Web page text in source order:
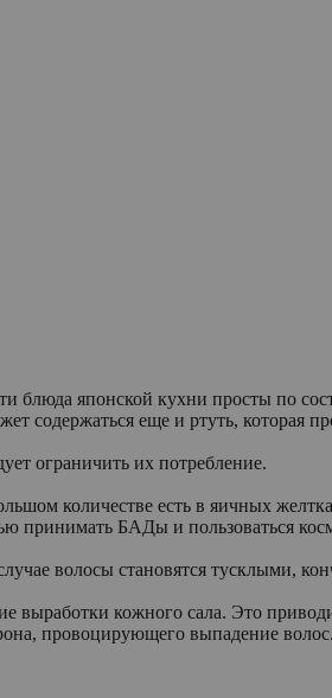
блюда японской кухни просты по
содержаться еще и ртуть, которая
ограничить их потребление.
количестве есть в яичных
принимать БАДы и пользоваться
волосы становятся тусклыми,
выработки кожного сала. Это
провоцирующего выпадение волос.